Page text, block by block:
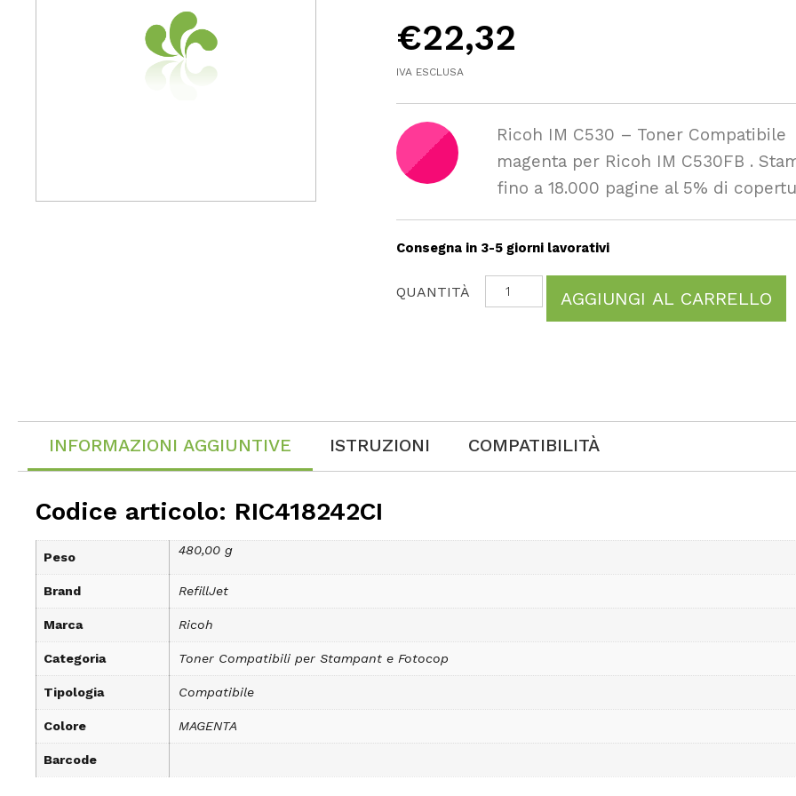
€22,32
IVA ESCLUSA
Ricoh IM C530 – Toner Compatibile
magenta per Ricoh IM C530FB .
fino a 18.000 pagine al 5% di
Consegna in 3-5 giorni lavorativi
AGGIUNGI AL CARRELLO
INFORMAZIONI AGGIUNTIVE ISTRUZIONI COMPATIBILITÀ
Codice articolo: RIC418242CI
Peso 480,00 g
Brand RefillJet
Marca Ricoh
Categoria Toner Compatibili per Stampant e Fotocop
Tipologia Compatibile
Colore MAGENTA
Barcode